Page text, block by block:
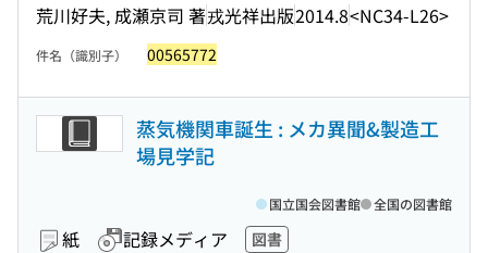
荒川好夫, 成瀬京司 著戎光祥出版2014.8<NC34-L26>
件名（識別子） 00565772
蒸気機関車誕生 : メカ異聞&製造工
場見学記
紙 記録メディア
図書
国立国会図書館 全国の図書館